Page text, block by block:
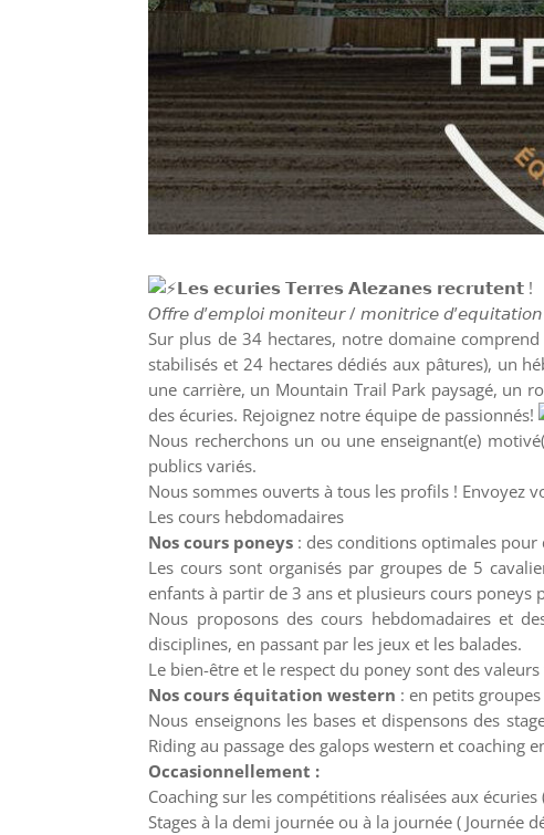
𝗟𝗲𝘀 𝗲𝗰𝘂𝗿𝗶𝗲𝘀 𝗧𝗲𝗿𝗿𝗲𝘀 𝗔𝗹𝗲𝘇𝗮𝗻𝗲𝘀 𝗿𝗲𝗰𝗿𝘂𝘁𝗲𝗻𝘁 !
𝘖𝘧𝘧𝘳𝘦 𝘥’𝘦𝘮𝘱𝘭𝘰𝘪 𝘮𝘰𝘯𝘪𝘵𝘦𝘶𝘳 / 𝘮𝘰𝘯𝘪𝘵𝘳𝘪𝘤𝘦 𝘥’𝘦𝘲𝘶𝘪𝘵𝘢𝘵𝘪𝘰𝘯
Sur plus de 34 hectares, notre domaine
stabilisés et 24 hectares dédiés aux pâtures), un
une carrière, un Mountain Trail Park paysagé, un
des écuries. Rejoignez notre équipe de passionnés!
Nous recherchons un ou une enseignant(e)
publics variés.
Nous sommes ouverts à tous les profils ! Envoyez
Les cours hebdomadaires
Nos cours poneys : des conditions optimales
Les cours sont organisés par groupes de 5
enfants à partir de 3 ans et plusieurs cours poneys
Nous proposons des cours hebdomadaires et
disciplines, en passant par les jeux et les balades.
Le bien-être et le respect du poney sont des
Nos cours équitation western : en petits
Nous enseignons les bases et dispensons des
Riding au passage des galops western et
Occasionnellement :
Coaching sur les compétitions réalisées aux
Stages à la demi journée ou à la journée ( Journée